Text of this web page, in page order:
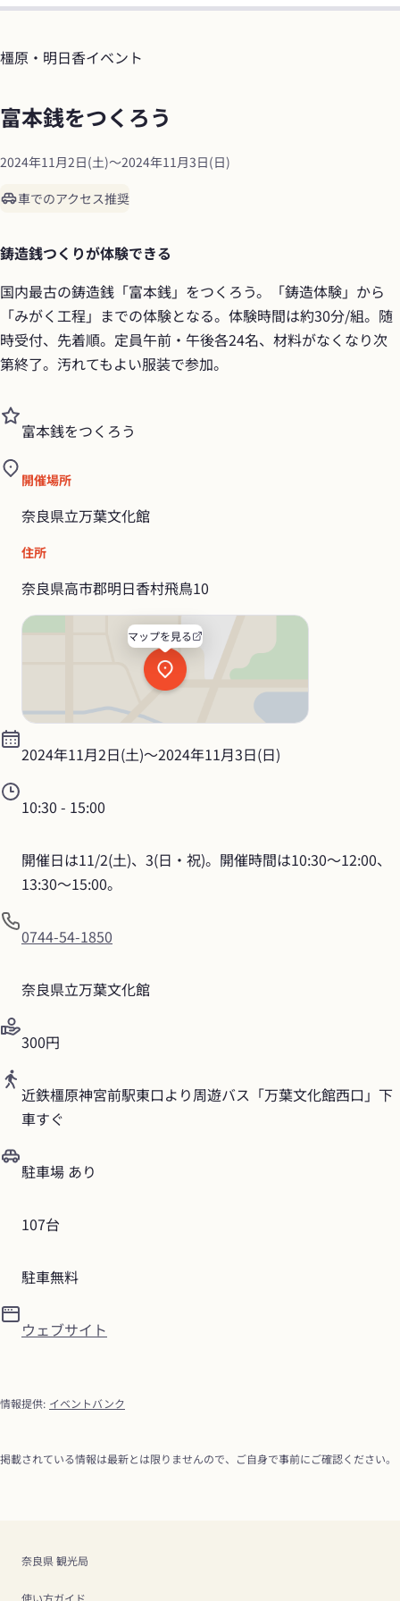
橿原・明日香イベント
富本銭をつくろう
2024年11月2日(土)〜2024年11月3日(日)
車でのアクセス推奨
鋳造銭つくりが体験できる
国内最古の鋳造銭「富本銭」をつくろう。「鋳造体験」から
「みがく工程」までの体験となる。体験時間は約30分/組。随
時受付、先着順。定員午前・午後各24名、材料がなくなり次
第終了。汚れてもよい服装で参加。
富本銭をつくろう
開催場所
奈良県立万葉文化館
住所
奈良県高市郡明日香村飛鳥10
マップを見る
2024年11月2日(土)〜2024年11月3日(日)
10:30 - 15:00
開催日は11/2(土)、3(日・祝)。開催時間は10:30～12:00、
13:30～15:00。
0744-54-1850
奈良県立万葉文化館
300円
近鉄橿原神宮前駅東口より周遊バス「万葉文化館西口」下
車すぐ
駐車場 あり
107台
駐車無料
ウェブサイト
情報提供: イベントバンク
掲載されている情報は最新とは限りませんので、ご自身で事前にご確認ください。
奈良県 観光局